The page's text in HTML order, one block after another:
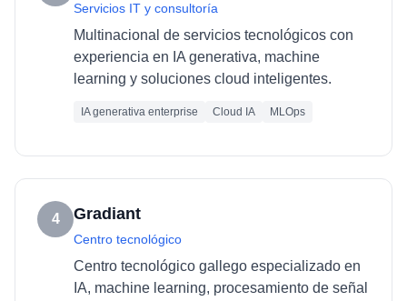
Servicios IT y consultoría
Multinacional de servicios tecnológicos con
experiencia en IA generativa, machine
learning y soluciones cloud inteligentes.
IA generativa enterprise Cloud IA MLOps
4 Gradiant
Centro tecnológico
Centro tecnológico gallego especializado en
IA, machine learning, procesamiento de señal